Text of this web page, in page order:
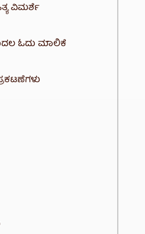
ವಿಮರ್ಶೆ
ಓದು ಮಾಲಿಕೆ